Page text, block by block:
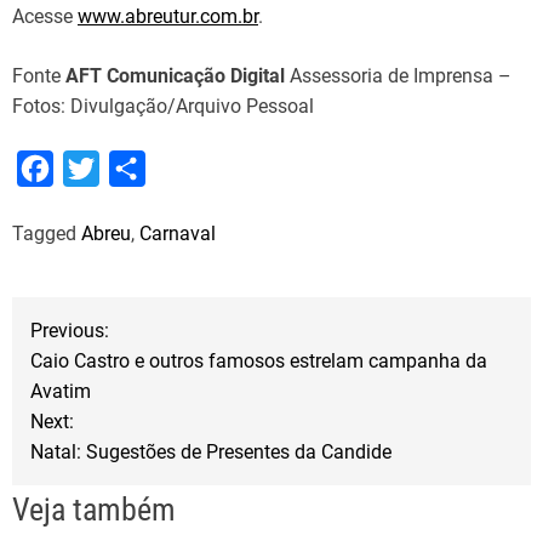
Acesse www.abreutur.com.br.
Fonte AFT Comunicação Digital Assessoria de Imprensa –
Fotos: Divulgação/Arquivo Pessoal
c
o
o
k
i
e
a
Tagged Abreu, Carnaval
N
e
Previous:
Caio Castro e outros famosos estrelam campanha da
Avatim
Next:
Natal: Sugestões de Presentes da Candide
Veja também